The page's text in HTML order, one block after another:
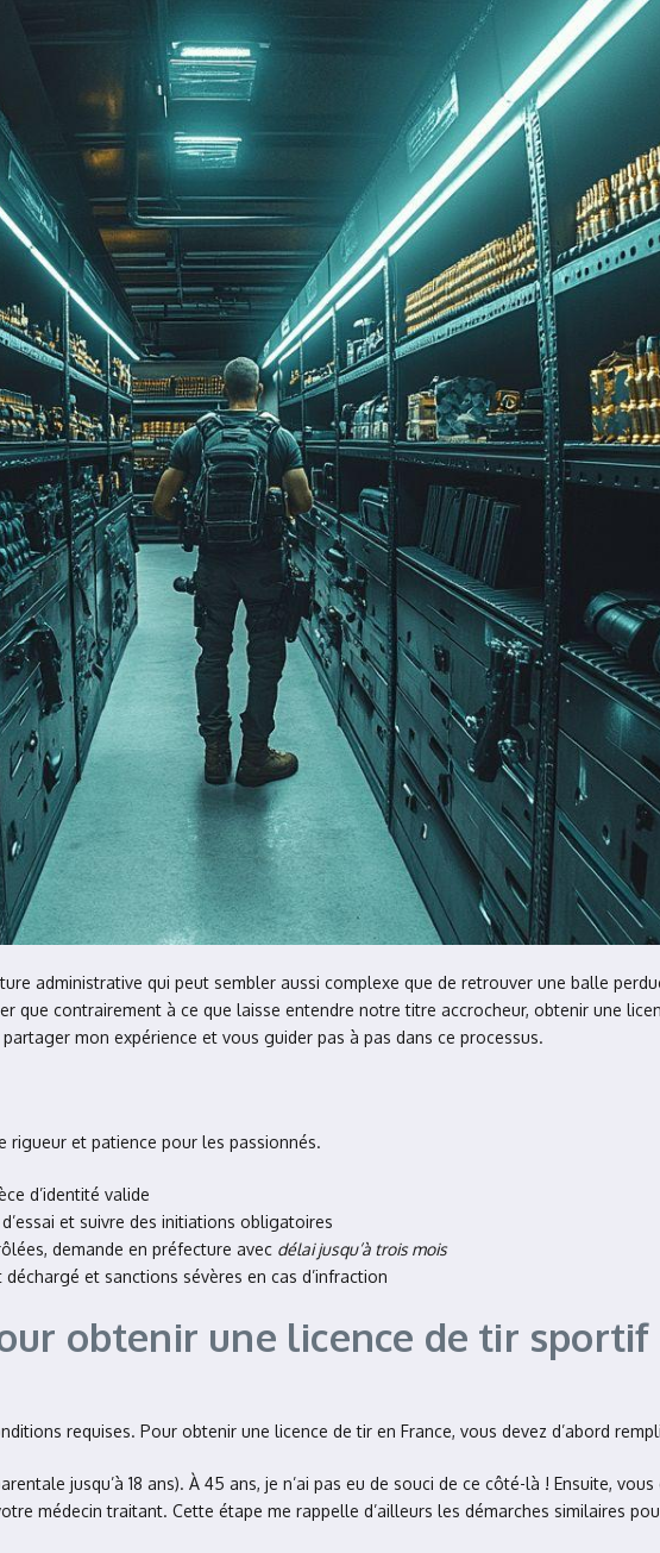
administrative qui peut sembler aussi complexe que de retrouver une balle
que contrairement à ce que laisse entendre notre titre accrocheur, obtenir une
mon expérience et vous guider pas à pas dans ce processus.
rigueur et patience pour les passionnés.
d’identité valide
et suivre des initiations obligatoires
demande en préfecture avec délai jusqu’à trois mois
et sanctions sévères en cas d’infraction
obtenir une licence de tir sportif
requises. Pour obtenir une licence de tir en France, vous devez d’abord
jusqu’à 18 ans). À 45 ans, je n’ai pas eu de souci de ce côté-là ! Ensuite,
médecin traitant. Cette étape me rappelle d’ailleurs les démarches similaires